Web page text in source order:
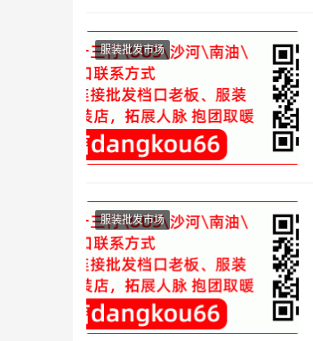
服装批发市场
服装批发市场